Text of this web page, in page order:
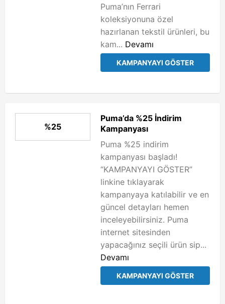
Puma’nın Ferrari
koleksiyonuna özel
hazırlanan tekstil ürünleri, bu
kam... Devamı
KAMPANYAYI GÖSTER
%25
Puma’da %25 İndirim
Kampanyası
Puma %25 indirim
kampanyası başladı!
“KAMPANYAYI GÖSTER”
linkine tıklayarak
kampanyaya katılabilir ve en
güncel detayları hemen
inceleyebilirsiniz. Puma
internet sitesinden
yapacağınız seçili ürün sip...
Devamı
KAMPANYAYI GÖSTER